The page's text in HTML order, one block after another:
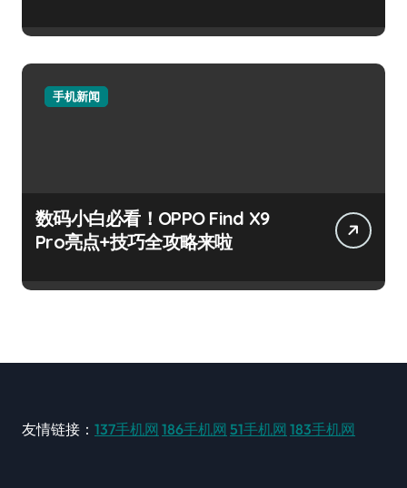
手机新闻
数码小白必看！OPPO Find X9
Pro亮点+技巧全攻略来啦
友情链接： 137手机网 186手机网 51手机网 183手机网